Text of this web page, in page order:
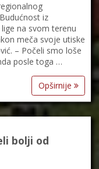
iz
na svom terenu
meča svoje utiske
– Počeli smo loše
posle toga …
Opširnije
bolji od